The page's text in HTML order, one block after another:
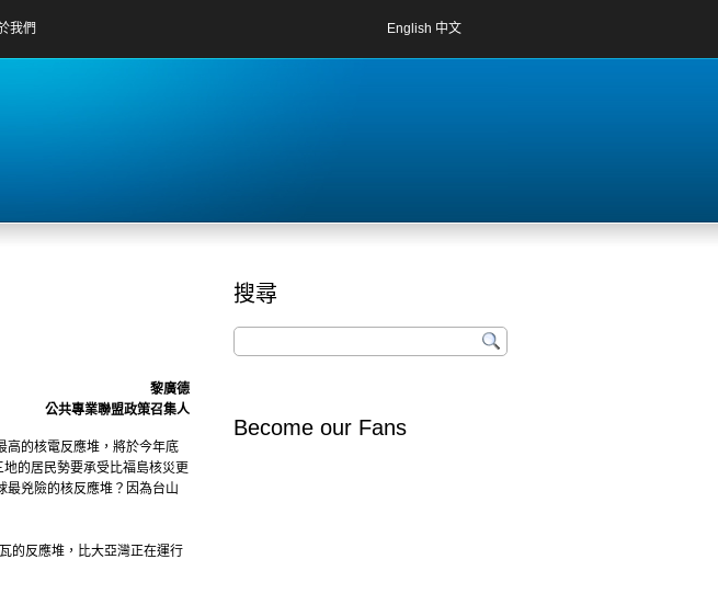
我們 English 中文
黎廣德
公共專業聯盟政策召集人
高的核電反應堆，將於今年底
的居民勢要承受比福島核災更
最兇險的核反應堆？因為台山
的反應堆，比大亞灣正在運行
搜尋
Become our Fans